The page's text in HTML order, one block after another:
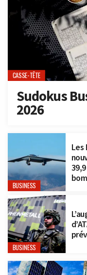
CASSE-TÊTE
Sudokus
2026
BUSINESS
Les
BUSINESS